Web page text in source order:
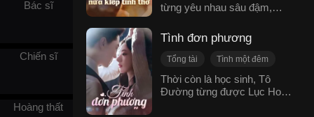
Bác sĩ
Chiến sĩ
Hoàng thất
Hiểu lầm
Câu chuyện lấy nước mắt
Tình cảm gia đình
từng yêu nhau sâu đậm,
Nữ chính sau khi sinh con
thì bị ép phải chia cách với
đứa con mới chào đời. Sau
chồng lừa rằng con đã mất
vì bệnh, chồng thì đã có
Tình đơn phương
Tổng tài
Tình một đêm
Mang thai
Thời còn là học sinh, Tô
Đường từng được Lục Hoài